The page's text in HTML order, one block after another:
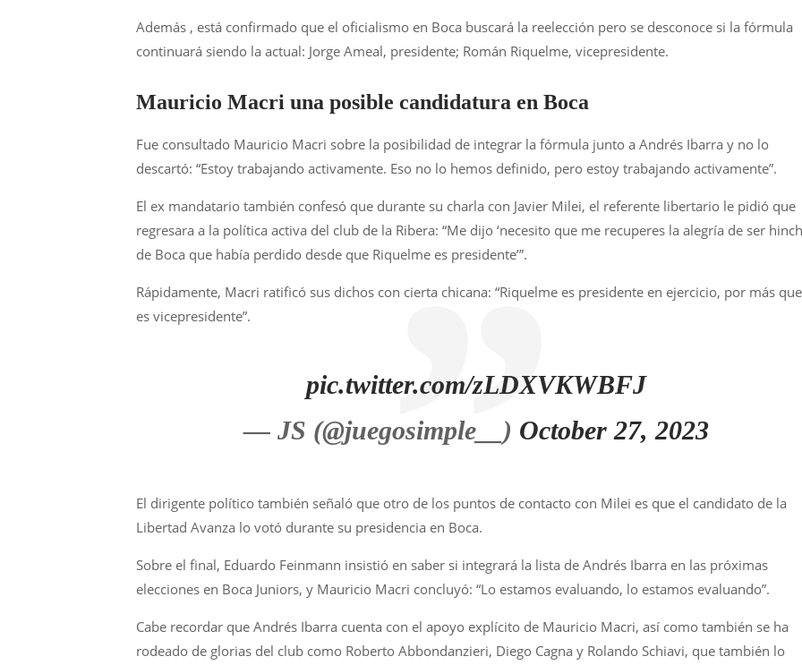
Además , está confirmado que el oficialismo en Boca buscará la reelección pero se desconoce si la fórmula
continuará siendo la actual: Jorge Ameal, presidente; Román Riquelme, vicepresidente.
Mauricio Macri una posible candidatura en Boca
Fue consultado Mauricio Macri sobre la posibilidad de integrar la fórmula junto a Andrés Ibarra y no lo
descartó: “Estoy trabajando activamente. Eso no lo hemos definido, pero estoy trabajando activamente”.
El ex mandatario también confesó que durante su charla con Javier Milei, el referente libertario le pidió que
regresara a la política activa del club de la Ribera: “Me dijo ‘necesito que me recuperes la alegría de ser
de Boca que había perdido desde que Riquelme es presidente’”.
Rápidamente, Macri ratificó sus dichos con cierta chicana: “Riquelme es presidente en ejercicio, por más que
es vicepresidente”.
pic.twitter.com/zLDXVKWBFJ
— JS (@juegosimple__) October 27, 2023
El dirigente político también señaló que otro de los puntos de contacto con Milei es que el candidato de la
Libertad Avanza lo votó durante su presidencia en Boca.
Sobre el final, Eduardo Feinmann insistió en saber si integrará la lista de Andrés Ibarra en las próximas
elecciones en Boca Juniors, y Mauricio Macri concluyó: “Lo estamos evaluando, lo estamos evaluando”.
Cabe recordar que Andrés Ibarra cuenta con el apoyo explícito de Mauricio Macri, así como también se ha
rodeado de glorias del club como Roberto Abbondanzieri, Diego Cagna y Rolando Schiavi, que también lo